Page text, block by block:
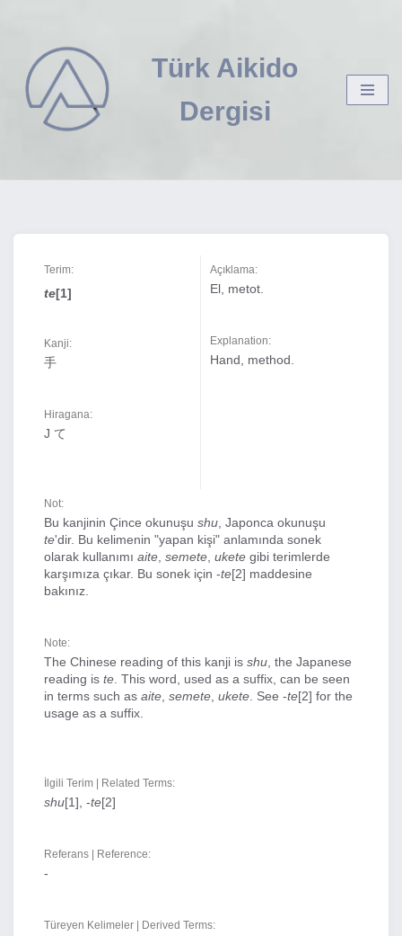
İçeriğe
geç
Türk Aikido
Dergisi
Terim:
te[1]
Kanji:
手
Hiragana:
J て
Açıklama:
El, metot.
Explanation:
Hand, method.
Not:
Bu kanjinin Çince okunuşu shu , Japonca okunuşu
te'dir. Bu kelimenin "yapan kişi" anlamında sonek
olarak kullanımı aite semete ukete gibi terimlerde
karşımıza çıkar. Bu sonek için -te[2] maddesine
bakınız.
Note:
The Chinese reading of this kanji is shu , the Japanese
reading is te . This word, used as a suffix, can be seen
in terms such as aite semete ukete . See -te[2] for the
usage as a suffix.
İlgili Terim | Related Terms:
shu[1], -te[2]
Referans | Reference:
-
Türeyen Kelimeler | Derived Terms: